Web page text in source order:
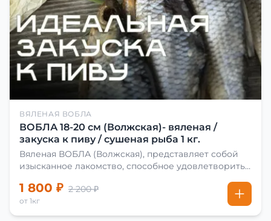
ВЯЛЕНАЯ ВОБЛА
ВОБЛА 18-20 см (Волжская)- вяленая /
закуска к пиву / сушеная рыба 1 кг.
Вяленая ВОБЛА (Волжская), представляет собой
изысканное лакомство, способное удовлетворить
сделать вяленую воблу, её сначала хорошо солят.
Для этого используют старые рецепты и
современные способы. Благодаря этому рыба
1 800 ₽ 2 200 ₽
от 1кг